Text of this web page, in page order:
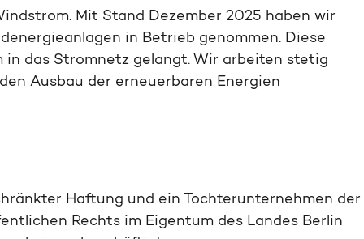
Mit Stand Dezember 2025 haben wir
in Betrieb genommen. Diese
in das Strom­netz gelangt. Wir arbeiten stetig
Ausbau der erneuerbaren Energien
Haftung und ein Tochter­unternehmen der
Rechts im Eigentum des Landes Berlin